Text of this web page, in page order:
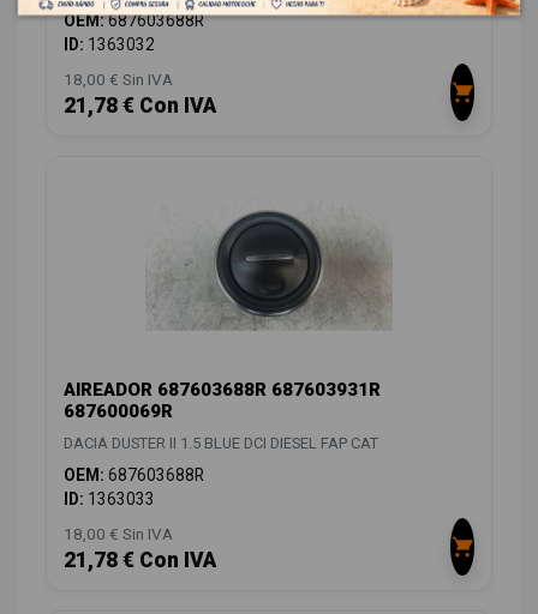
OEM:687603688R
ID: 1363032
18,00 € Sin IVA
21,78 € Con IVA
AIREADOR 687603688R 687603931R
687600069R
DACIA DUSTER II 1.5 BLUE DCI DIESEL FAP CAT
OEM: 687603688R
ID: 1363033
18,00 € Sin IVA
21,78 € Con IVA